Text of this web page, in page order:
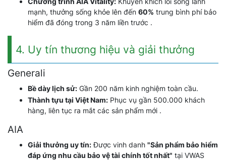
mạnh, thưởng sống khỏe lên đến 60% trung bình phí bảo
hiểm đã đóng trong 3 năm liền trước .
4. Uy tín thương hiệu và giải thưởng
Generali
Bề dày lịch sử: Gần 200 năm kinh nghiệm toàn cầu.
Thành tựu tại Việt Nam: Phục vụ gần 500.000 khách
hàng, liên tục ra mắt các sản phẩm mới .
AIA
Giải thưởng uy tín:Được vinh danh "Sản phẩm bảo hiểm
đáp ứng nhu cầu bảo vệ tài chính tốt nhất" tại VWAS